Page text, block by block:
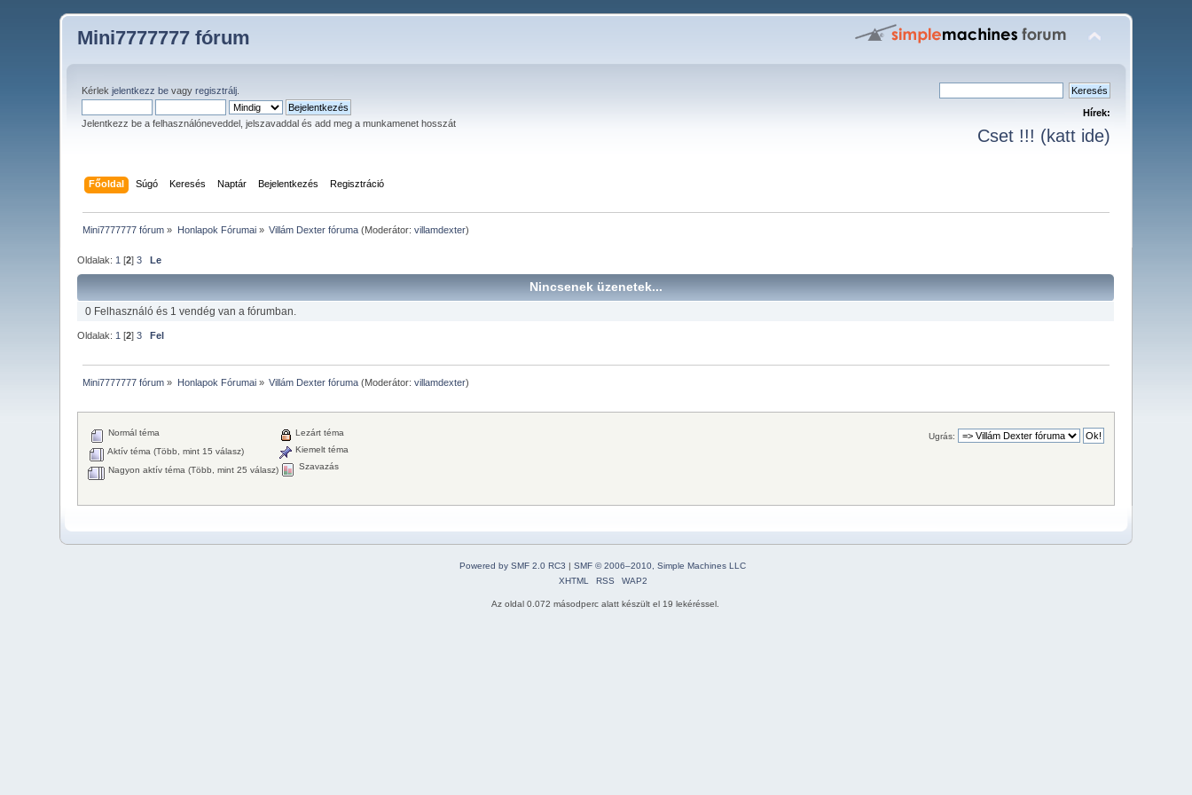
Mini7777777 fórum
Kérlekjelentkezz be vagyregisztrálj
Jelentkezz be a felhasználóneveddel, jelszavaddal és add meg a munkamenet hosszát
Hírek:
Cset !!! (katt ide)
Főoldal Súgó Keresés Naptár Bejelentkezés Regisztráció
Mini7777777 fórum » Honlapok Fórumai» Villám Dexter fóruma (Moderátor:villamdexter)
Oldalak: 1 [2]3 Le
Nincsenek üzenetek...
0 Felhasználó és 1 vendég van a fórumban.
Oldalak: 1 [2]3 Fel
Mini7777777 fórum » Honlapok Fórumai» Villám Dexter fóruma (Moderátor:villamdexter)
Ugrás:
Normál téma
Aktív téma (Több, mint 15 válasz)
Nagyon aktív téma (Több, mint 25 válasz)
Lezárt téma
Kiemelt téma
Szavazás
Powered by SMF 2.0 RC3 | SMF © 2006–2010, Simple Machines LLC
XHTML
RSS WAP2
Az oldal 0.072 másodperc alatt készült el 19 lekéréssel.